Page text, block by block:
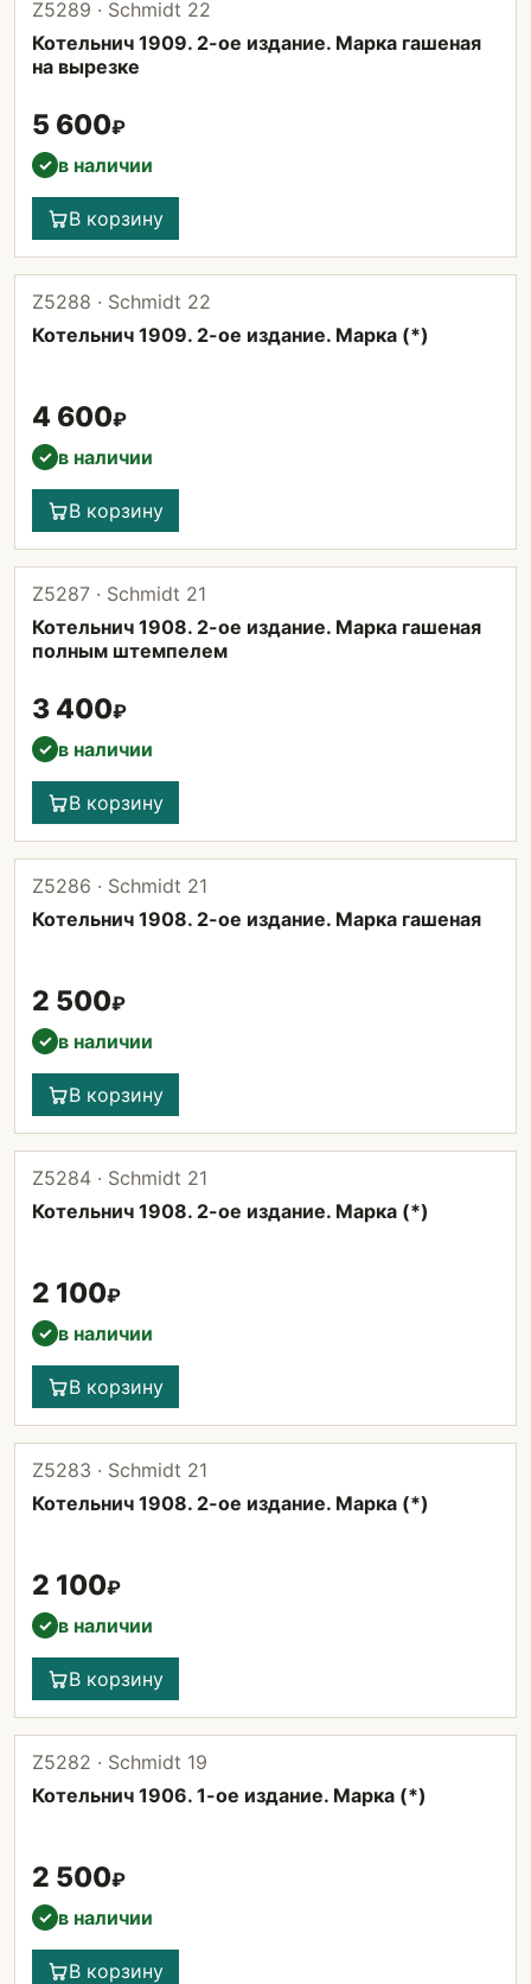
Z5289 · Schmidt 22
Котельнич 1909. 2-ое издание. Марка гашеная
на вырезке
5 600₽
✓ в наличии
В корзину
Z5288 · Schmidt 22
Котельнич 1909. 2-ое издание. Марка (*)
4 600₽
✓ в наличии
В корзину
Z5287 · Schmidt 21
Котельнич 1908. 2-ое издание. Марка гашеная
полным штемпелем
3 400₽
✓ в наличии
В корзину
Z5286 · Schmidt 21
Котельнич 1908. 2-ое издание. Марка гашеная
2 500₽
✓ в наличии
В корзину
Z5284 · Schmidt 21
Котельнич 1908. 2-ое издание. Марка (*)
2 100₽
✓ в наличии
В корзину
Z5283 · Schmidt 21
Котельнич 1908. 2-ое издание. Марка (*)
2 100₽
✓ в наличии
В корзину
Z5282 · Schmidt 19
Котельнич 1906. 1-ое издание. Марка (*)
2 500₽
✓ в наличии
В корзину